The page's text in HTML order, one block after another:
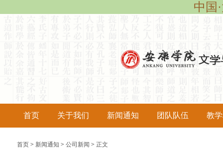
中国
首页 关于我们 新闻通知 团队队伍 教
导
首页 > 新闻通知 > 公司新闻 > 正文